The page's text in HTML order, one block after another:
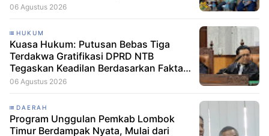
06 Agustus 2026
HUKUM
Kuasa Hukum: Putusan Bebas Tiga
Terdakwa Gratifikasi DPRD NTB
Tegaskan Keadilan Berdasarkan Fakta
Persidangan
06 Agustus 2026
DAERAH
Program Unggulan Pemkab Lombok
Timur Berdampak Nyata, Mulai dari